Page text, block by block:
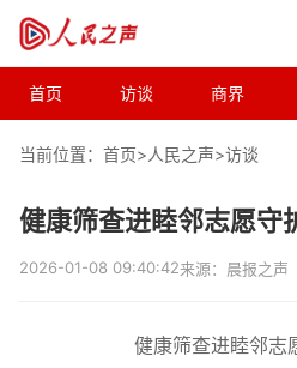
首页 访谈 商界
当前位置：首页>人民之声>访谈
健康筛查进睦邻志愿守
2026-01-08 09:40:42来源：晨报之声
健康筛查进睦邻志